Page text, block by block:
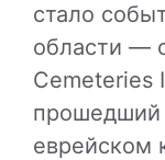
стало
области —
Cemeteries
прошедший
еврейском